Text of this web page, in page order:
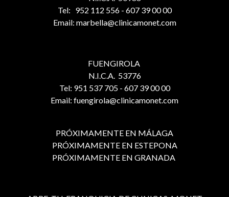
Tel: 952 112 556 - 607 39 00 00
Email: marbella@clinicamonet.com
FUENGIROLA
N.I.C.A. 53776
Tel: 951 537 705 - 607 39 00 00
Email: fuengirola@clinicamonet.com
PRÓXIMAMENTE EN MÁLAGA
PRÓXIMAMENTE EN ESTEPONA
PRÓXIMAMENTE EN GRANADA